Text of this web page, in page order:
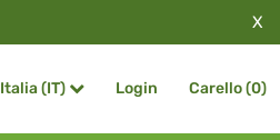
X
Italia (IT) Login Carello (0)